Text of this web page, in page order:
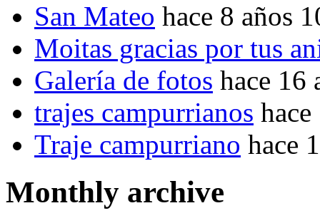
San Mateo hace 8 años
Moitas gracias por tus
Galería de fotos hace 16
trajes campurrianos
Traje campurriano hace
Monthly archive